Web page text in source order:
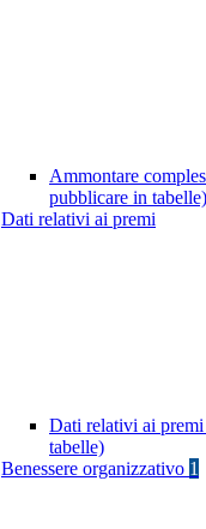
Ammontare
pubblicare in tabelle)
Dati relativi ai premi
Dati relativi ai
tabelle)
Benessere organizzativo 1